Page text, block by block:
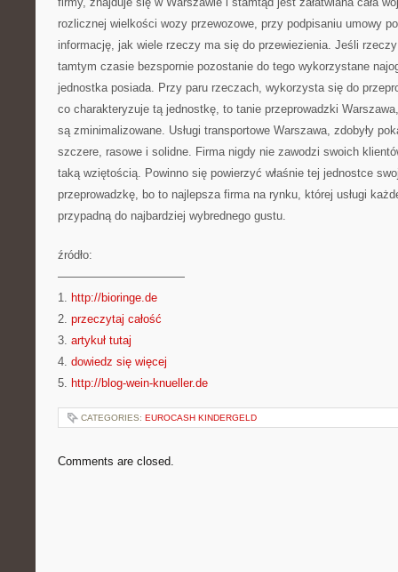
rozlicznej wielkości wozy przewozowe, przy podpisaniu umowy
informację, jak wiele rzeczy ma się do przewiezienia. Jeśli
tamtym czasie bezspornie pozostanie do tego wykorzystane
jednostka posiada. Przy paru rzeczach, wykorzysta się do
co charakteryzuje tą jednostkę, to tanie przeprowadzki
są zminimalizowane. Usługi transportowe Warszawa, zdobyły
szczere, rasowe i solidne. Firma nigdy nie zawodzi swoich
taką wziętością. Powinno się powierzyć właśnie tej jednostce
przeprowadzkę, bo to najlepsza firma na rynku, której usługi
przypadną do najbardziej wybrednego gustu.
źródło:
———————————
1. http://bioringe.de
2. przeczytaj całość
3. artykuł tutaj
4. dowiedz się więcej
5. http://blog-wein-knueller.de
CATEGORIES: EUROCASH KINDERGELD
Comments are closed.